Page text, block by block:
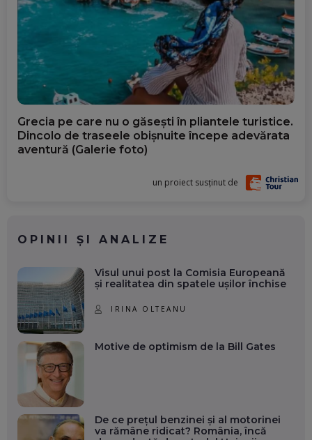
Grecia pe care nu o găsești în pliantele turistice.
Dincolo de traseele obișnuite începe adevărata
aventură (Galerie foto)
un proiect susținut de
OPINII ȘI ANALIZE
Visul unui post la Comisia Europeană
și realitatea din spatele ușilor închise
IRINA OLTEANU
Motive de optimism de la Bill Gates
De ce prețul benzinei și al motorinei
va rămâne ridicat? România, încă